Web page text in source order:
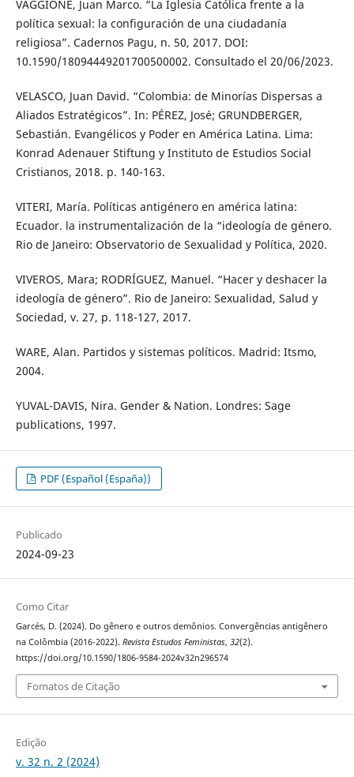
VAGGIONE, Juan Marco. “La Iglesia Católica frente a la
política sexual: la configuración de una ciudadanía
religiosa”. Cadernos Pagu, n. 50, 2017. DOI:
10.1590/18094449201700500002. Consultado el 20/06/2023.
VELASCO, Juan David. “Colombia: de Minorías Dispersas a
Aliados Estratégicos”. In: PÉREZ, José; GRUNDBERGER,
Sebastián. Evangélicos y Poder en América Latina. Lima:
Konrad Adenauer Stiftung y Instituto de Estudios Social
Cristianos, 2018. p. 140-163.
VITERI, María. Políticas antigénero en américa latina:
Ecuador. la instrumentalización de la “ideología de género.
Rio de Janeiro: Observatorio de Sexualidad y Política, 2020.
VIVEROS, Mara; RODRÍGUEZ, Manuel. “Hacer y deshacer la
ideología de género”. Rio de Janeiro: Sexualidad, Salud y
Sociedad, v. 27, p. 118-127, 2017.
WARE, Alan. Partidos y sistemas políticos. Madrid: Itsmo,
2004.
YUVAL-DAVIS, Nira. Gender & Nation. Londres: Sage
publications, 1997.
PDF (Español (España))
Publicado
2024-09-23
Como Citar
Garcés, D. (2024). Do gênero e outros demônios. Convergências antigênero
na Colômbia (2016-2022). Revista Estudos Feministas, 32(2).
https://doi.org/10.1590/1806-9584-2024v32n296574
Fomatos de Citação
Edição
v. 32 n. 2 (2024)